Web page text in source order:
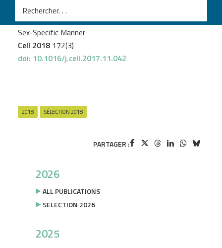
Thion MSet al.
Microbiome Influences Prenatal and Adult Microglia in a
Sex-Specific Manner
Cell 2018 172(3)
doi: 10.1016/j.cell.2017.11.042
2018 SÉLECTION 2018
PARTAGER :
2026
ALL PUBLICATIONS
SELECTION 2026
2025